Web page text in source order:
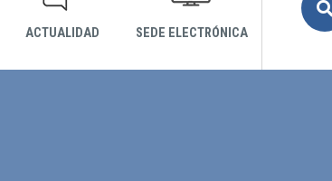
ACTUALIDAD SEDE ELECTRÓNICA